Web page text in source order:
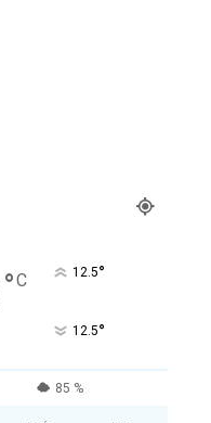
°C 12.5°
12.5°
85 %